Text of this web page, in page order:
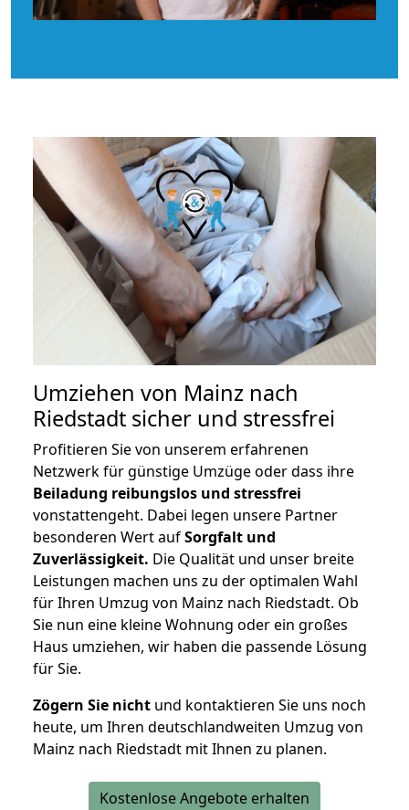
Umziehen von Mainz nach
Riedstadt sicher und stressfrei
Profitieren Sie von unserem erfahrenen
Netzwerk für günstige Umzüge oder dass ihre
Beiladung reibungslos und stressfrei
vonstattengeht. Dabei legen unsere Partner
besonderen Wert aufSorgfalt und
Zuverlässigkeit. Die Qualität und unser breite
Leistungen machen uns zu der optimalen Wahl
für Ihren Umzug von Mainz nach Riedstadt. Ob
Sie nun eine kleine Wohnung oder ein großes
Haus umziehen, wir haben die passende Lösung
für Sie.
Zögern Sie nicht und kontaktieren Sie uns noch
heute, um Ihren deutschlandweiten Umzug von
Mainz nach Riedstadt mit Ihnen zu planen.
Kostenlose Angebote erhalten